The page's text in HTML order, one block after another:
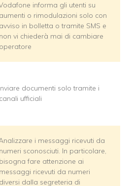
informa gli utenti su
aumenti o rimodulazioni solo con
avviso in bolletta o tramite SMS e
non vi chiederà mai di cambiare
operatore
documenti solo tramite i
canali ufficiali
i messaggi ricevuti da
numeri sconosciuti. In particolare,
bisogna fare attenzione ai
messaggi ricevuti da numeri
diversi dalla segreteria di